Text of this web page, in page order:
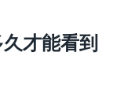
才能看到